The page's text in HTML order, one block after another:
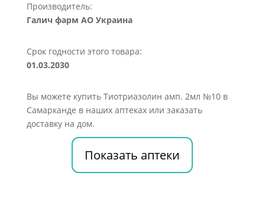
Производитель:
Галич фарм АО Украина
Срок годности этого товара:
01.03.2030
Вы можете купить Тиотриазолин амп. 2мл №10 в
Самарканде в наших аптеках или заказать
доставку на дом.
Показать аптеки